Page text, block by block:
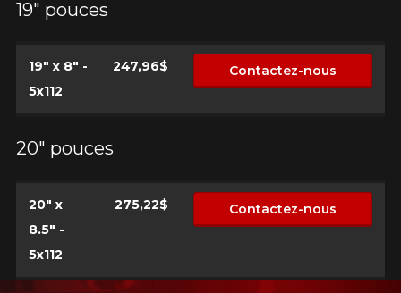
CODE PROMO RABAIS10
POUR UN TEMPS LIMITÉ SUR
PRODUITS SÉLECTIONNÉS.
RABAIS10
MINIMUM DE 500$ AVANT TAXES.
PLUS D'INFO
CODE PROMORABAIS10
POUR UN TEMPS LIMITÉ SUR
PRODUITS SÉLECTIONNÉS.
PLUS D'INFO
19" pouces
19" x 8" -
5x112
247,96$ Contactez-nous
20" pouces
20" x
8.5" -
5x112
275,22$ Contactez-nous